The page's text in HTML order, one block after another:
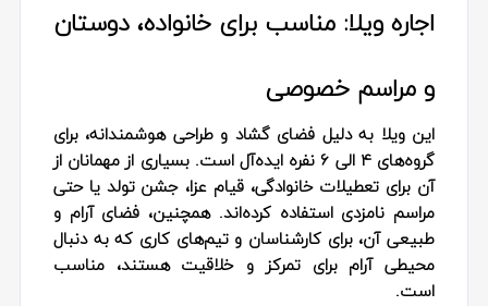
اجاره ویلا: مناسب برای خانواده، دوستان
و مراسم خصوصی
این ویلا به دلیل فضای گشاد و طراحی هوشمندانه، برای
گروه‌های ۴ الی ۶ نفره ایده‌آل است. بسیاری از مهمانان از
آن برای تعطیلات خانوادگی، قیام عزا، جشن تولد یا حتی
مراسم نامزدی استفاده کرده‌اند. همچنین، فضای آرام و
طبیعی آن، برای کارشناسان و تیم‌های کاری که به دنبال
محیطی آرام برای تمرکز و خلاقیت هستند، مناسب
است.